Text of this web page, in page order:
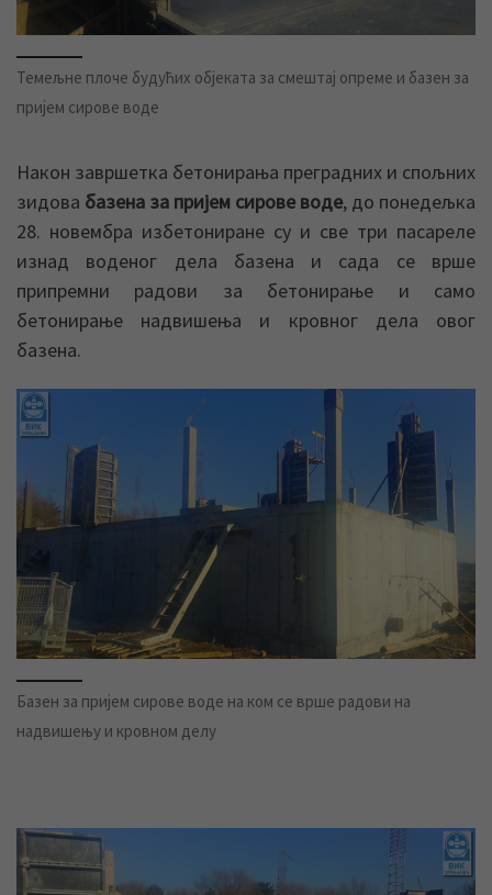
Темељне плоче будућих објеката за смештај опреме и базен за
пријем сирове воде
Након завршетка бетонирања преградних и спољних
зидова базена за пријем сирове воде, до понедељка
28. новембра избетониране су и све три пасареле
изнад воденог дела базена и сада се врше
припремни радови за бетонирање и само
бетонирање надвишења и кровног дела овог
базена.
Базен за пријем сирове воде на ком се врше радови на
надвишењу и кровном делу